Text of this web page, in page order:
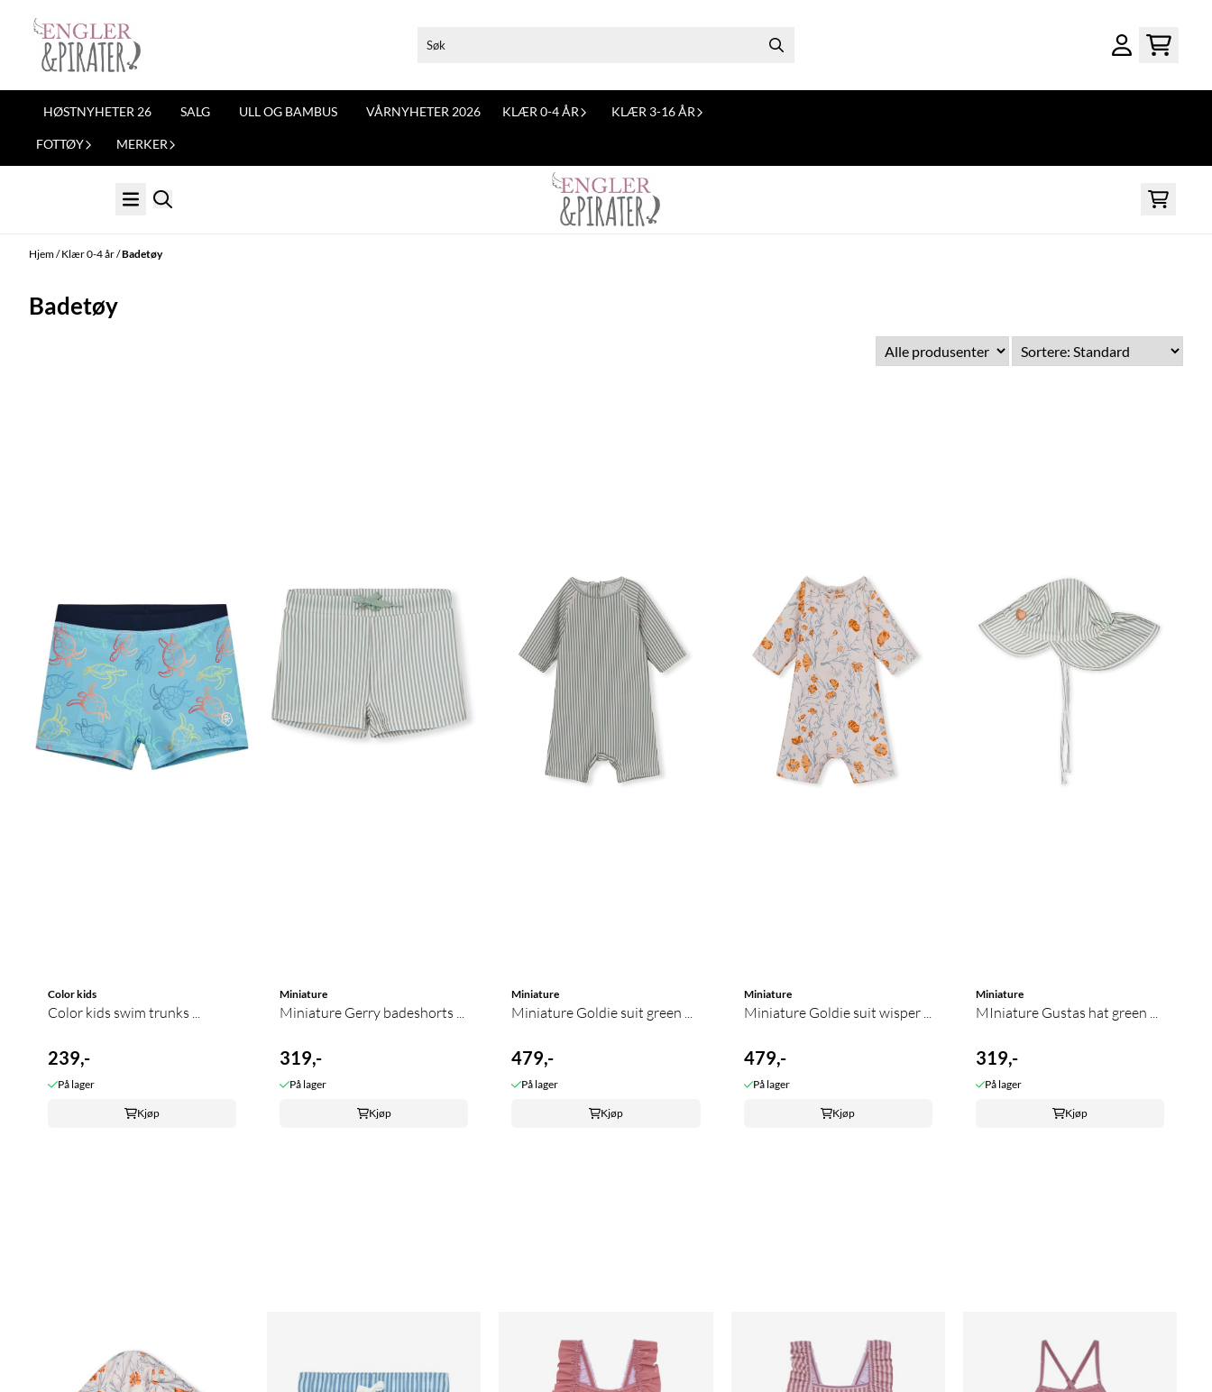
Hopp til innhold
HØSTNYHETER 26 SALG ULL OG BAMBUS VÅRNYHETER 2026 KLÆR 0-4 ÅR KLÆR 3-16 ÅR
FOTTØY MERKER
Hjem/Klær 0-4 år/Badetøy
Badetøy
Color kids
Color kids swim trunks ...
239,-
På lager
Kjøp
Miniature
Miniature Gerry badeshorts ...
319,-
På lager
Kjøp
Miniature
Miniature Goldie suit green ...
479,-
På lager
Kjøp
Miniature
Miniature Goldie suit wisper ...
479,-
På lager
Kjøp
Miniature
MIniature Gustas hat green ...
319,-
På lager
Kjøp